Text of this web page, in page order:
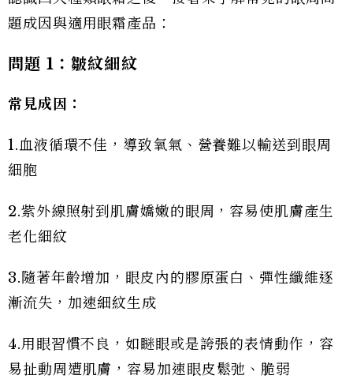
題成因與適用眼霜產品：
問題 1：皺紋細紋
常見成因：
1.血液循環不佳，導致氧氣、營養難以輸送到眼周
細胞
2.紫外線照射到肌膚嬌嫩的眼周，容易使肌膚產生
老化細紋
3.隨著年齡增加，眼皮內的膠原蛋白、彈性纖維逐
漸流失，加速細紋生成
4.用眼習慣不良，如瞇眼或是誇張的表情動作，容
易扯動周遭肌膚，容易加速眼皮鬆弛、脆弱